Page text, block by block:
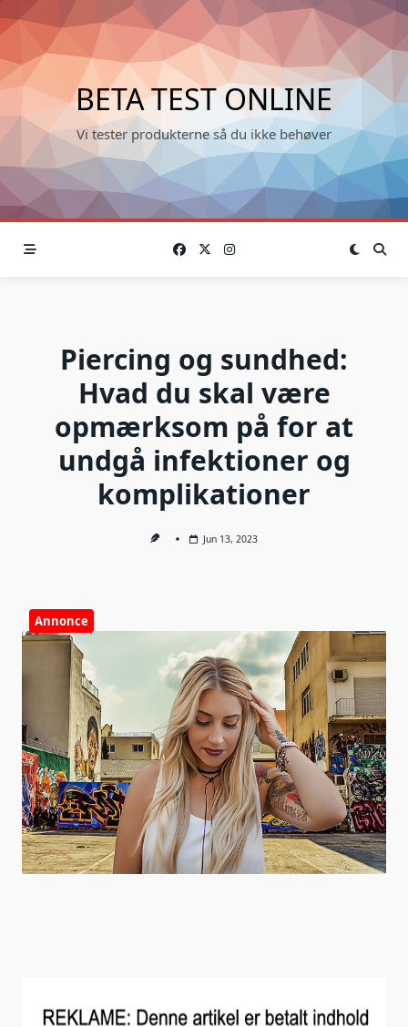
Skip
to
content
BETA TEST ONLINE
Vi tester produkterne så du ikke behøver
Piercing og sundhed:
Hvad du skal være
opmærksom på for at
undgå infektioner og
komplikationer
Jun 13, 2023
Annonce